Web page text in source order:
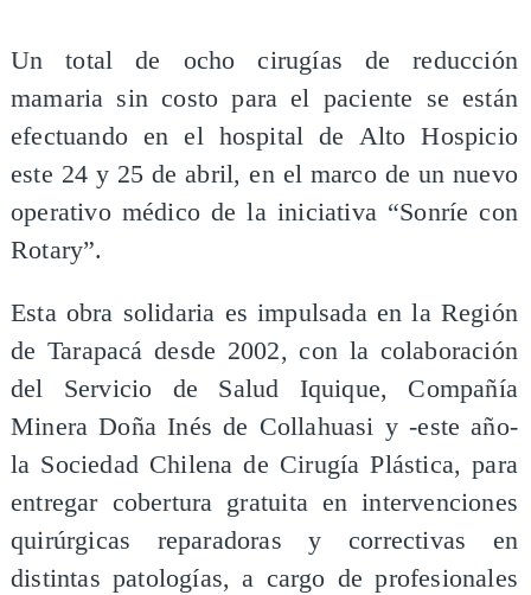
​Un total de ocho cirugías de reducción
mamaria sin costo para el paciente se están
efectuando en el hospital de Alto Hospicio
este 24 y 25 de abril, en el marco de un nuevo
operativo médico de la iniciativa “Sonríe con
Rotary”.
Esta obra solidaria es impulsada en la Región
de Tarapacá desde 2002, con la colaboración
del Servicio de Salud Iquique, Compañía
Minera Doña Inés de Collahuasi y -este año-
la Sociedad Chilena de Cirugía Plástica, para
entregar cobertura gratuita en intervenciones
quirúrgicas reparadoras y correctivas en
distintas patologías, a cargo de profesionales